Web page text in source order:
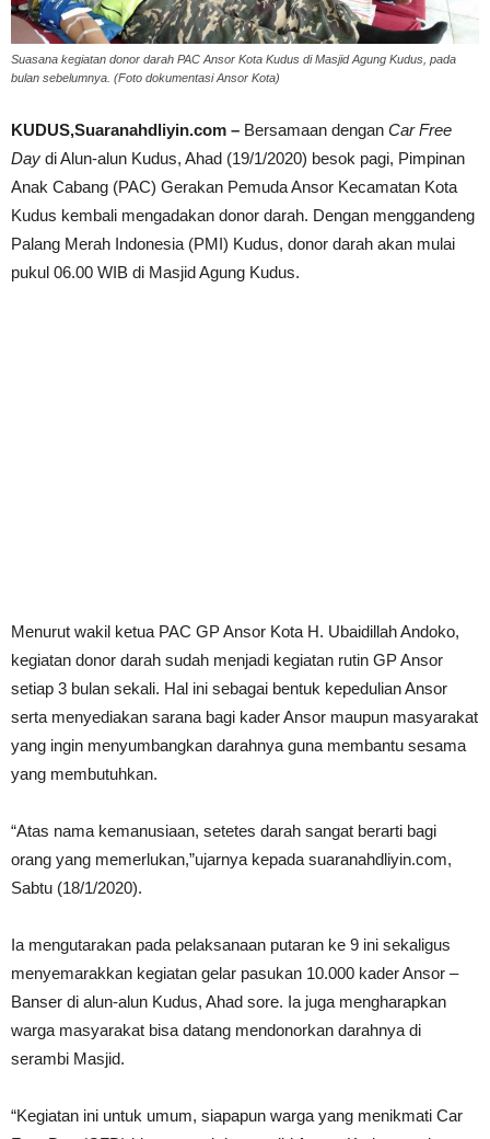
Suasana kegiatan donor darah PAC Ansor Kota Kudus di Masjid Agung Kudus, pada
bulan sebelumnya. (Foto dokumentasi Ansor Kota)
KUDUS,Suaranahdliyin.com – Bersamaan dengan Car Free
Day di Alun-alun Kudus, Ahad (19/1/2020) besok pagi, Pimpinan
Anak Cabang (PAC) Gerakan Pemuda Ansor Kecamatan Kota
Kudus kembali mengadakan donor darah. Dengan menggandeng
Palang Merah Indonesia (PMI) Kudus, donor darah akan mulai
pukul 06.00 WIB di Masjid Agung Kudus.
Menurut wakil ketua PAC GP Ansor Kota H. Ubaidillah Andoko,
kegiatan donor darah sudah menjadi kegiatan rutin GP Ansor
setiap 3 bulan sekali. Hal ini sebagai bentuk kepedulian Ansor
serta menyediakan sarana bagi kader Ansor maupun masyarakat
yang ingin menyumbangkan darahnya guna membantu sesama
yang membutuhkan.
“Atas nama kemanusiaan, setetes darah sangat berarti bagi
orang yang memerlukan,”ujarnya kepada suaranahdliyin.com,
Sabtu (18/1/2020).
Ia mengutarakan pada pelaksanaan putaran ke 9 ini sekaligus
menyemarakkan kegiatan gelar pasukan 10.000 kader Ansor –
Banser di alun-alun Kudus, Ahad sore. Ia juga mengharapkan
warga masyarakat bisa datang mendonorkan darahnya di
serambi Masjid.
“Kegiatan ini untuk umum, siapapun warga yang menikmati Car